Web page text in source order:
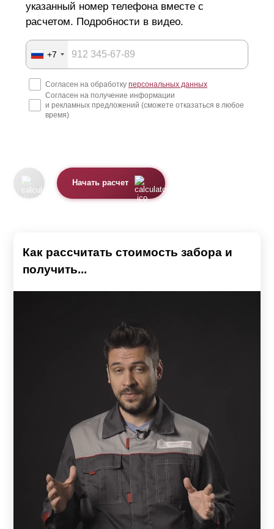
указанный номер телефона вместе с
расчетом. Подробности в видео.
+7
Согласен на обработку персональных данных
Согласен на получение информации
и рекламных предложений (сможете отказаться в любое
время)
Начать расчет
Как рассчитать стоимость забора и
получить...